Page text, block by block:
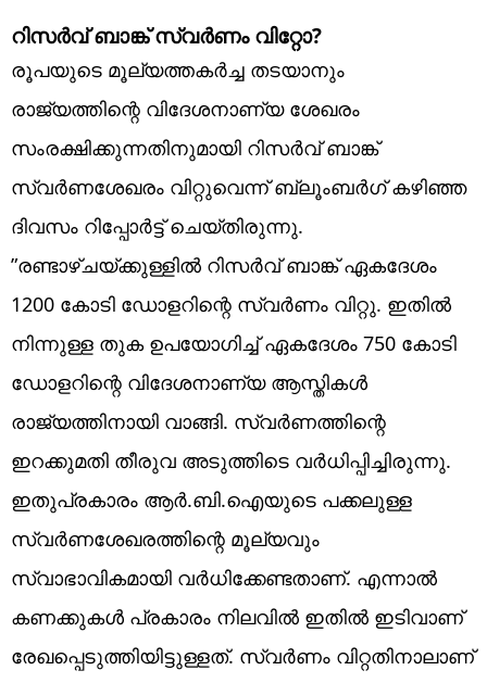
റിസർവ് ബാങ്ക് സ്വർണം വിറ്റോ?
രൂപയുടെ മൂല്യത്തകർച്ച തടയാനും
രാജ്യത്തിന്റെ വിദേശനാണ്യ ശേഖരം
സംരക്ഷിക്കുന്നതിനുമായി റിസർവ് ബാങ്ക്
സ്വർണശേഖരം വിറ്റുവെന്ന് ബ്ലൂംബർഗ് കഴിഞ്ഞ
ദിവസം റിപ്പോർട്ട് ചെയ്തിരുന്നു.
”രണ്ടാഴ്ചയ്ക്കുള്ളില്‍ റിസര്‍വ് ബാങ്ക് ഏകദേശം
1200 കോടി ഡോളറിന്റെ സ്വര്‍ണം വിറ്റു. ഇതില്‍
നിന്നുള്ള തുക ഉപയോഗിച്ച് ഏകദേശം 750 കോടി
ഡോളറിന്റെ വിദേശനാണ്യ ആസ്തികള്‍
രാജ്യത്തിനായി വാങ്ങി. സ്വര്‍ണത്തിന്റെ
ഇറക്കുമതി തീരുവ അടുത്തിടെ വര്‍ധിപ്പിച്ചിരുന്നു.
ഇതുപ്രകാരം ആര്‍.ബി.ഐയുടെ പക്കലുള്ള
സ്വര്‍ണശേഖരത്തിന്റെ മൂല്യവും
സ്വാഭാവികമായി വര്‍ധിക്കേണ്ടതാണ്. എന്നാല്‍
കണക്കുകള്‍ പ്രകാരം നിലവിൽ ഇതില്‍ ഇടിവാണ്
രേഖപ്പെടുത്തിയിട്ടുള്ളത്. സ്വര്‍ണം വിറ്റതിനാലാണ്